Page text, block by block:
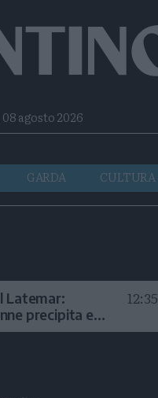
agosto 2026
GARDA CULTURA
Latemar:
precipita e
12:35